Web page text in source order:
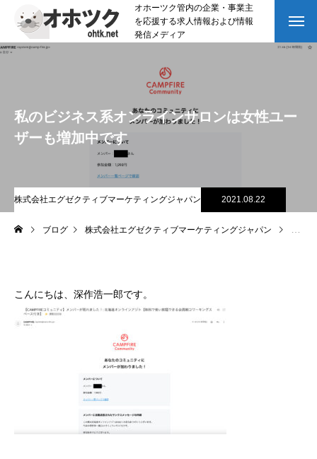
オホーツク管内の企業・事業主
を応援する求人情報および情報
発信メディア
私のビジネス系オンラインサロンは女性ユー
ザーも増加中です
株式会社エグゼクティブマーケティングジャパン 2021.08.22
ブログ 株式会社エグゼクティブマーケティングジャパン 私の
こんにちは、深作浩一郎です。